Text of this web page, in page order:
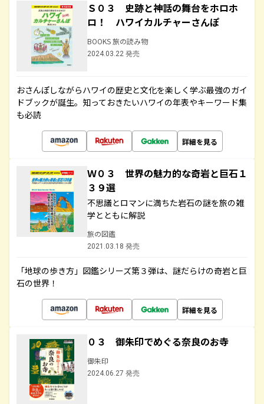
Ｓ０３ 史跡と神話の舞台をホロホ
ロ！ ハワイカルチャーさんぽ
BOOKS 旅の読み物
2024.03.22 発売
おさんぽしながらハワイの歴史と文化を楽しく学ぶ最強のガイ
ドブックが誕生。知っておきたいハワイの年表やキーワード集
も必読
詳細を見る
Ｗ０３ 世界の魅力的な奇岩と巨石１
３９選
不思議とロマンに満ちた岩石の謎を旅の雑
学とともに解説
旅の図鑑
2021.03.18 発売
「地球の歩き方」図鑑シリーズ第３弾は、謎だらけの奇岩と巨
石の世界！
詳細を見る
０３ 御朱印でめぐる奈良のお寺
御朱印
2024.06.27 発売